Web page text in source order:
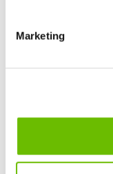
Marketing
Maandag t/m